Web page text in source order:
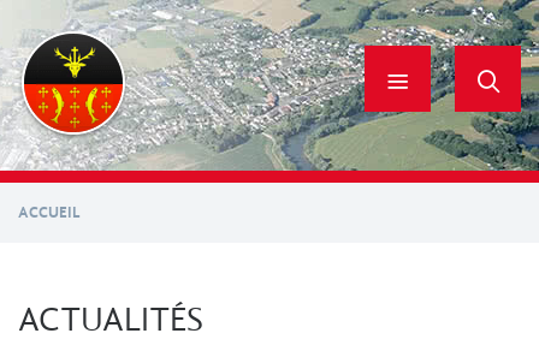
contenu
principal
ACCUEIL
ACTUALITÉS